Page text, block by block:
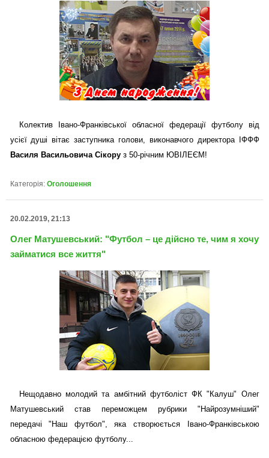
Колектив Івано-Франківської обласної федерації футболу від
усієї душі вітає заступника голови, виконавчого директора ІФФФ
Василя Васильовича Сікоруз 50-річним ЮВІЛЕЄМ!
Категорія: Оголошення
20.02.2019, 21:13
Олег Матушевський: "Футбол – це дійсно те, чим я хочу
займатися все життя"
Нещодавно молодий та амбітний футболіст ФК "Калуш" Олег
Матушевський став переможцем рубрики "Найрозумніший"
передачі "Наш футбол", яка створюється Івано-Франківською
обласною федерацією футболу...